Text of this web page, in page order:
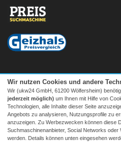
Facebook|
Wir nutzen Cookies und andere
Wir (ukw24 GmbH, 61200 Wölfersheim)
jederzeit möglich) um Ihnen mit Hilfe von
Technologien, alle Inhalte dieser Seite
Angebots zu analysieren, Nutzungsprofile zu
anzuzeigen. Zu Werbezwecken können diese
Suchmaschinenanbieter, Social Networks oder
werden. Details können unten eingesehen